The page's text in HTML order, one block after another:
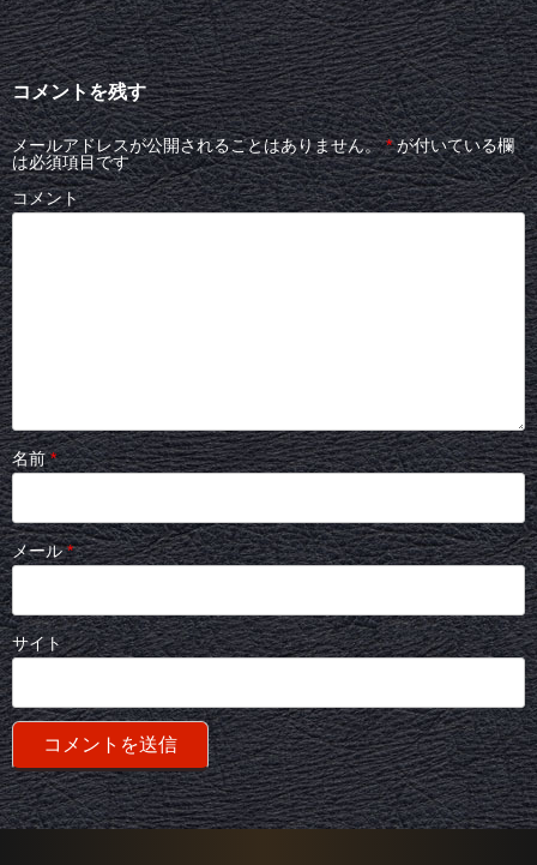
コメントを残す
メールアドレスが公開されることはありません。 *が付いている欄
は必須項目です
コメント
名前*
メール*
サイト